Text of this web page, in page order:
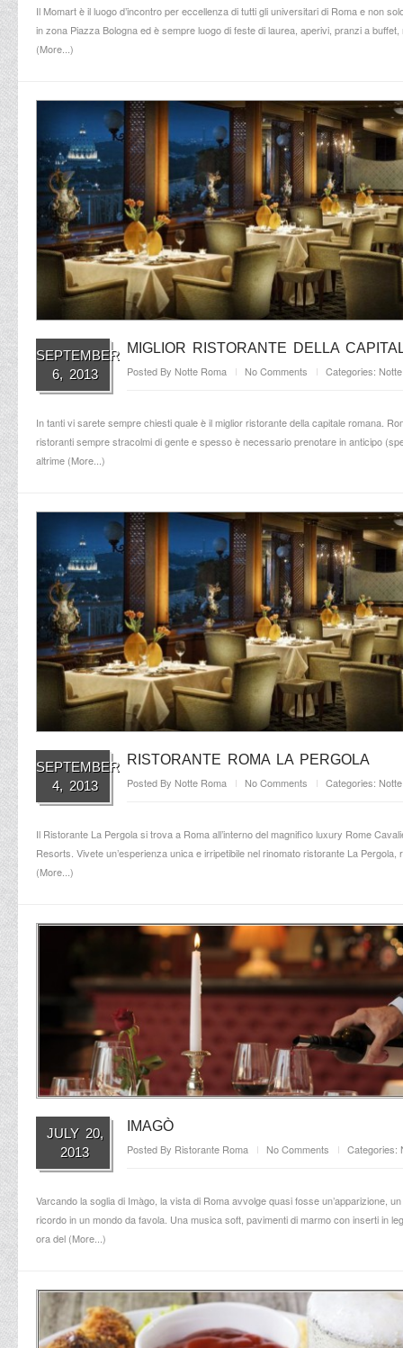
Il Momart è il luogo d’incontro per eccellenza di tutti gli universitari di Roma e non
in zona Piazza Bologna ed è sempre luogo di feste di laurea, aperivi, pranzi a
(More... )
SEPTEMBER
6, 2013
MIGLIOR RISTORANTE DELLA
Posted By Notte Roma No Comments Categories:
In tanti vi sarete sempre chiesti quale è il miglior ristorante della capitale romana.
ristoranti sempre stracolmi di gente e spesso è necessario prenotare in anticipo
altrime (More... )
SEPTEMBER
4, 2013
RISTORANTE ROMA LA PERGOLA
Posted By Notte Roma No Comments Categories:
Il Ristorante La Pergola si trova a Roma all’interno del magnifico luxury Rome
Resorts. Vivete un’esperienza unica e irripetibile nel rinomato ristorante La
(More... )
JULY 20,
2013
IMAGÒ
Posted By Ristorante Roma No Comments Categories:
Varcando la soglia di Imàgo, la vista di Roma avvolge quasi fosse un’apparizione,
ricordo in un mondo da favola. Una musica soft, pavimenti di marmo con inserti in
ora del (More... )